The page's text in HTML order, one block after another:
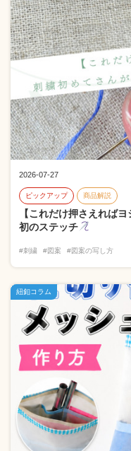
2026-07-27
ピックアップ 商品解説
【これだけ押さえれば
初のステッチ
#刺繍 #図案 #図案の写し方
紐釦コラム